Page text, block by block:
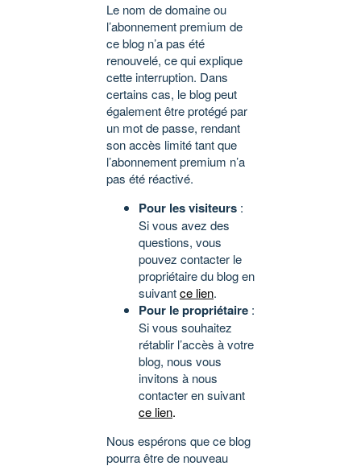
Le nom de domaine ou
l’abonnement premium de
ce blog n’a pas été
renouvelé, ce qui explique
cette interruption. Dans
certains cas, le blog peut
également être protégé par
un mot de passe, rendant
son accès limité tant que
l’abonnement premium n’a
pas été réactivé.
Pour les visiteurs :
Si vous avez des
questions, vous
pouvez contacter le
propriétaire du blog en
suivantce lien.
Pour le propriétaire :
Si vous souhaitez
rétablir l’accès à votre
blog, nous vous
invitons à nous
contacter en suivant
ce lien.
Nous espérons que ce blog
pourra être de nouveau